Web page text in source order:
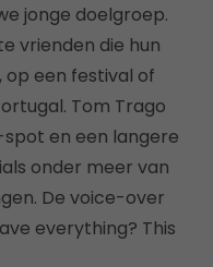
jonge doelgroep.
vrienden die hun
op een festival of
Tom Trago
en een langere
onder meer van
De voice-over
everything? This